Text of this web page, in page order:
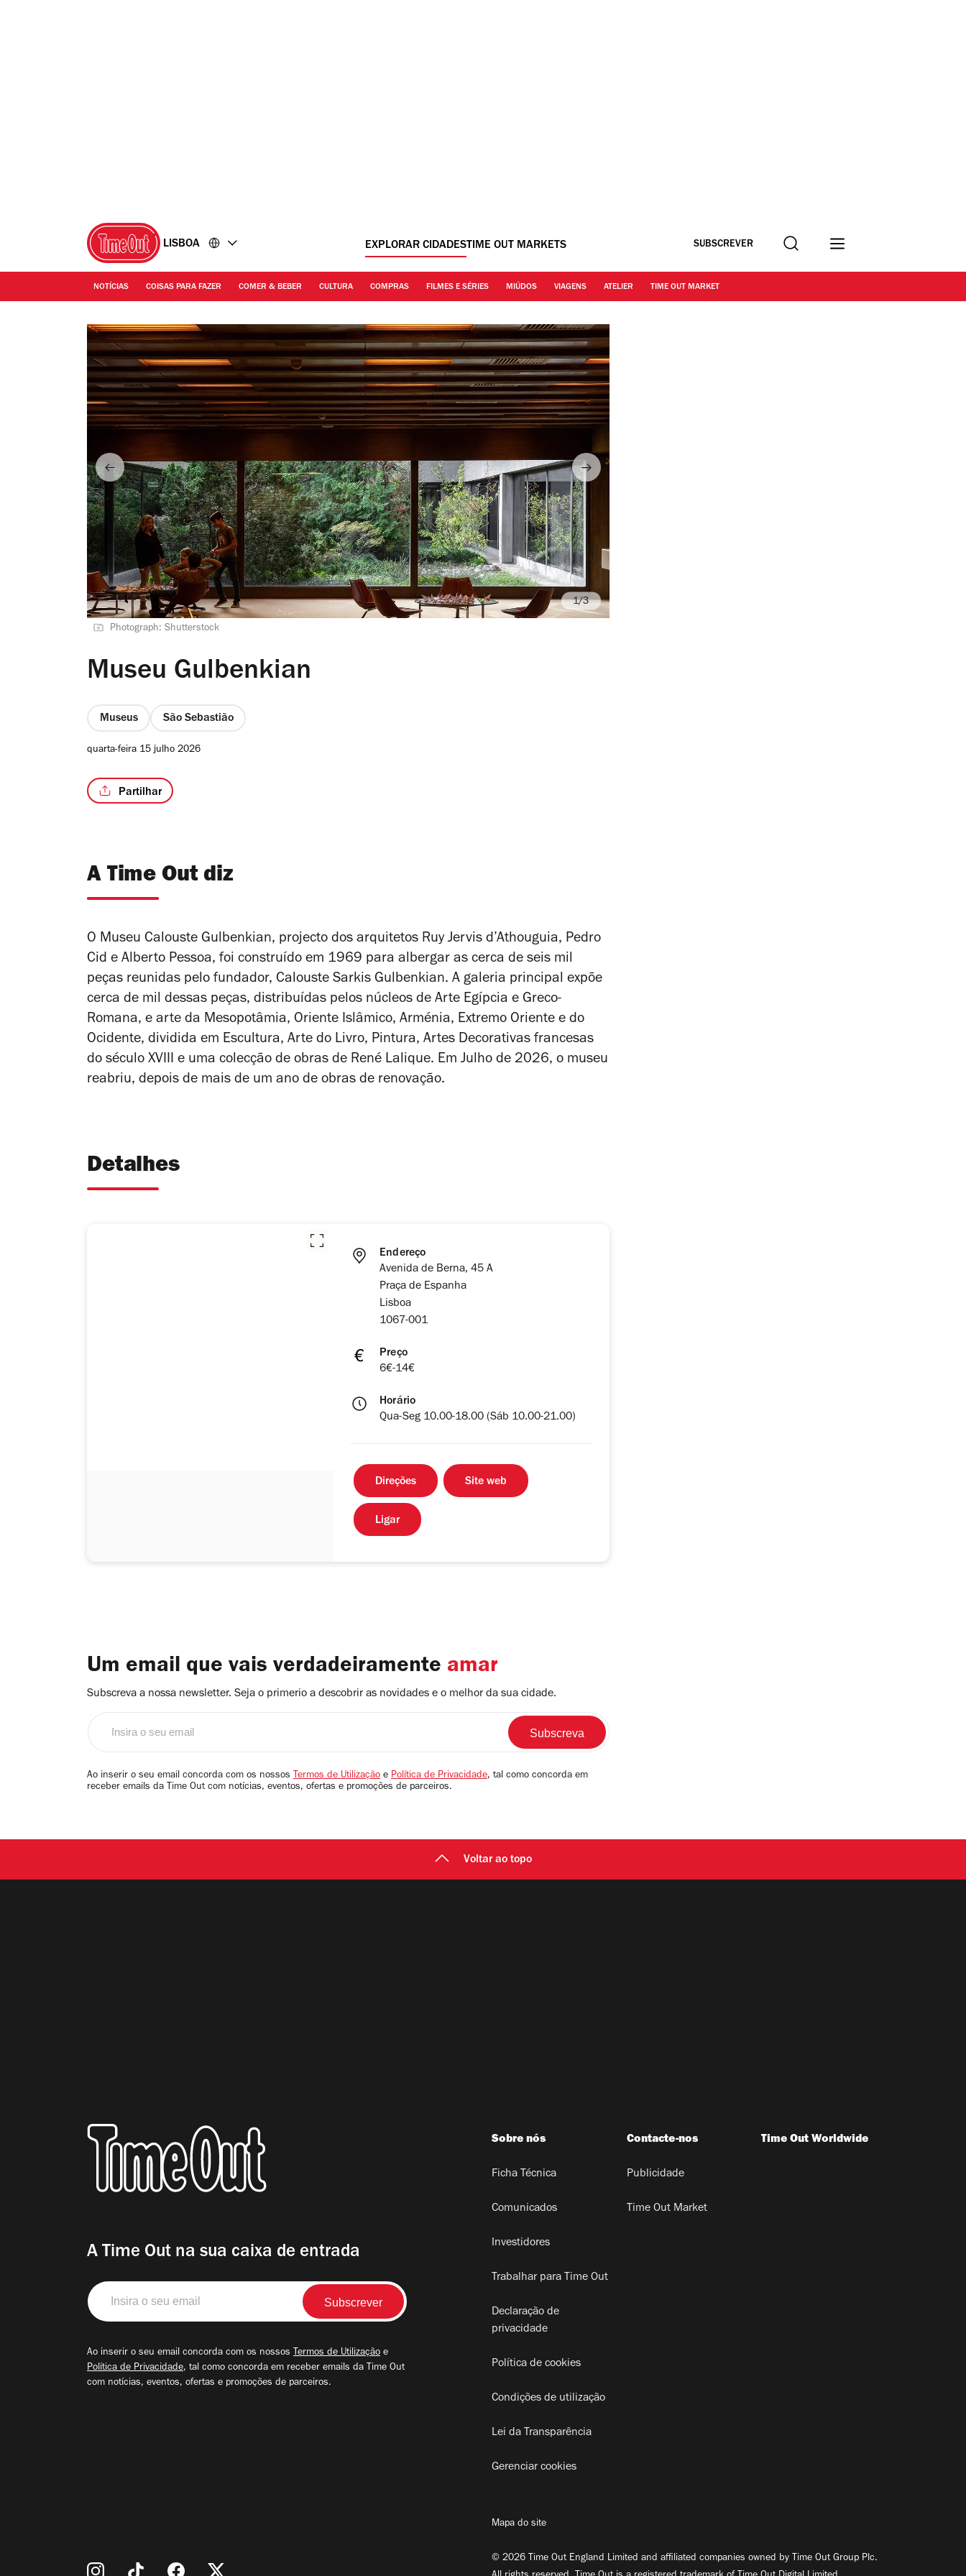
LISBOA EXPLORAR CIDADESTIME OUT MARKETS SUBSCREVER Procurar
NOTÍCIAS COISAS PARA FAZER COMER & BEBER CULTURA COMPRAS FILMES E SÉRIES MIÚDOS VIAGENS ATELIER TIME OUT MARKET
Photograph: Shutterstock
/3
Museu Gulbenkian
Museus São Sebastião
quarta-feira 15 julho 2026
Partilhar
A Time Out diz
O Museu Calouste Gulbenkian, projecto dos arquitetos Ruy Jervis d’Athouguia, Pedro
Cid e Alberto Pessoa, foi construído em 1969 para albergar as cerca de seis mil
peças reunidas pelo fundador, Calouste Sarkis Gulbenkian. A galeria principal expõe
cerca de mil dessas peças, distribuídas pelos núcleos de Arte Egípcia e Greco-
Romana, e arte da Mesopotâmia, Oriente Islâmico, Arménia, Extremo Oriente e do
Ocidente, dividida em Escultura, Arte do Livro, Pintura, Artes Decorativas francesas
do século XVIII e uma colecção de obras de René Lalique. Em Julho de 2026, o museu
reabriu, depois de mais de um ano de obras de renovação.
Detalhes
Endereço
Avenida de Berna, 45 A
Praça de Espanha
Lisboa
1067-001
Preço
6€-14€
Horário
Qua-Seg 10.00-18.00 (Sáb 10.00-21.00)
Direções Site web
Ligar
Um email que vais verdadeiramente amar
Subscreva a nossa newsletter. Seja o primerio a descobrir as novidades e o melhor da sua cidade.
email
Ao inserir o seu email concorda com os nossos Termos de Utilização e Política de Privacidade, tal como concorda em
receber emails da Time Out com notícias, eventos, ofertas e promoções de parceiros.
Voltar ao topo
A Time Out na sua caixa de entrada
Insira
o
seu
Ao inserir o seu email concorda com os nossos Termos de Utilização e
Política de Privacidade, tal como concorda em receber emails da Time Out
com notícias, eventos, ofertas e promoções de parceiros.
Sobre nós
Ficha Técnica
Comunicados
Investidores
Trabalhar para Time Out
Declaração de
privacidade
Política de cookies
Condições de utilização
Lei da Transparência
Gerenciar cookies
Contacte-nos
Publicidade
Time Out Market
Time Out Worldwide
Mapa do site
© 2026 Time Out England Limited and affiliated companies owned by Time Out Group Plc.